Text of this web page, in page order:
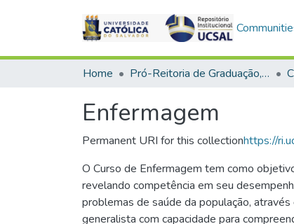
Home Pró-Reitoria de Graduação, Extensão e Ação Comunitária
Enfermagem
Permanent URI for this collectionhttps://
O Curso de Enfermagem tem como
revelando competência em seu
problemas de saúde da população,
generalista com capacidade para